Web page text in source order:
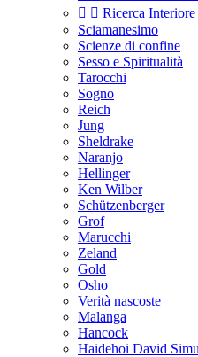
  Ricerca Interiore
Sciamanesimo
Scienze di confine
Sesso e Spiritualità
Tarocchi
Sogno
Reich
Jung
Sheldrake
Naranjo
Hellinger
Ken Wilber
Schützenberger
Grof
Marucchi
Zeland
Gold
Osho
Verità nascoste
Malanga
Hancock
Haidehoi David